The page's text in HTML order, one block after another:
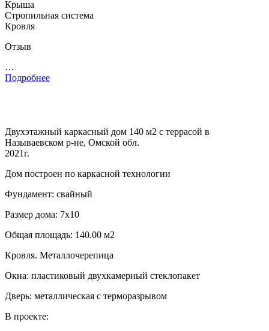
Крыша
Стропильная система
Кровля
Отзыв
…
Подробнее
Двухэтажный каркасный дом 140 м2 с террасой в
Называевском р-не, Омской обл.
2021г.
Дом построен по каркасной технологии
Фундамент: свайный
Размер дома: 7х10
Общая площадь: 140.00 м2
Кровля. Металлочерепица
Окна: пластиковый двухкамерный стеклопакет
Дверь: металлическая с терморазрывом
В проекте: